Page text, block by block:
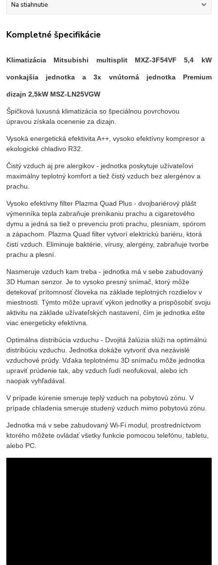
Na stiahnutie
Kompletné špecifikácie
Klimatizácia Mitsubishi multisplit MXZ-3F54VF 5,4 kW
vonkajšia jednotka a 3x vnútorná jednotka Premium
dizajn2,5kW MSZ-LN25VGW
Špičková luxusná klimatizácia so špeciálnou povrchovou
úpravou získala ocenenie za dizajn.
Vysoká energetická efektivita A++, vysoko efektívny kompresor a
ekologické chladivo R32.
Čistý vzduch aj pre alergikov - jednotka poskytuje užívateľovi
maximálny teplotný komfort a tiež čistý vzduch bez alergénov a
prachu.
Vysoko efektívny filter Plazma Quad Plus - dvojbariérový plášt
výmenníka tepla zabraňuje prenikaniu prachu a cigaretového
dymu a jedná sa tiež o prevenciu proti prachu, plesniam, spórom
a zápachom. Plazma Quad filter vytvorí elektrickú bariéru, ktorá
čistí vzduch. Eliminuje baktérie, vírusy, alergény, zabraňuje tvorbe
prachu a plesní.
Nasmeruje vzduch kam treba - jednotka má v sebe zabudovaný
3D Human senzor. Je to vysoko presný snímač, ktorý môže
detekovať prítomnosť človeka na základe teplotných rozdielov v
miestnosti. Týmto môže upraviť výkon jednotky a prispôsobiť svoju
aktivitu na základe užívateľských nastavení, čím je jednotka ešte
viac energeticky efektívna.
Optimálna distribúcia vzduchu - Dvojitá žalúzia slúži na optimálnú
distribúciu vzduchu. Jednotka dokáže vytvoriť dva nezávislé
vzduchové prúdy. Vďaka teplotnému 3D snímaču môže jednotka
upraviť prúdenie tak, aby vzduch ľudí neofukoval, alebo ich
naopak vyhľadával.
V prípade kúrenie smeruje teplý vzduch na pobytovú zónu. V
prípade chladenia smeruje studený vzduch mimo pobytovú zónu.
Jednotka má v sebe zabudovaný Wi-Fi modul, prostredníctvom
ktorého môžete ovládať všetky funkcie pomocou telefónu, tabletu,
alebo PC.